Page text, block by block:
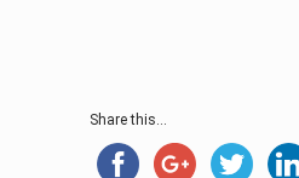
Share this...